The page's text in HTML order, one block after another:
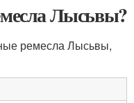
Лысьвы?
ремесла Лысьвы,